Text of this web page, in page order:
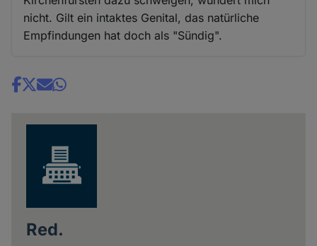
nicht. Gilt ein intaktes Genital, das natürliche
Empfindungen hat doch als "Sündig".
Share
Red.